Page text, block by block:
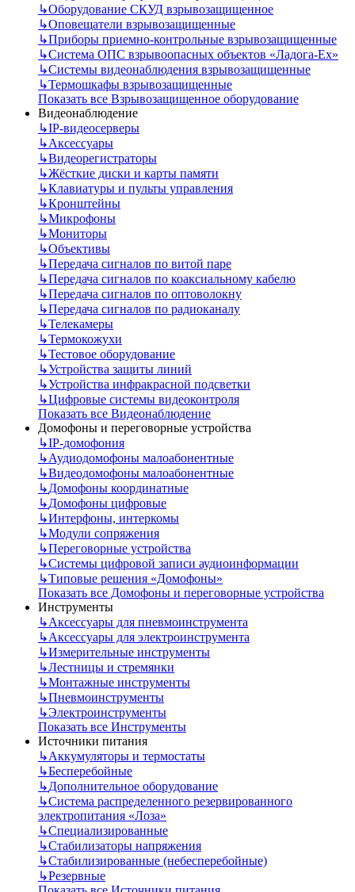
↳Оборудование СКУД взрывозащищенное
↳Оповещатели взрывозащищенные
↳Приборы приемно-контрольные взрывозащищенные
↳Система ОПС взрывоопасных объектов «Ладога-Ex»
↳Системы видеонаблюдения взрывозащищенные
↳Термошкафы взрывозащищенные
Показать все Взрывозащищенное оборудование
Видеонаблюдение
↳IP-видеосерверы
↳Аксессуары
↳Видеорегистраторы
↳Жёсткие диски и карты памяти
↳Клавиатуры и пульты управления
↳Кронштейны
↳Микрофоны
↳Мониторы
↳Объективы
↳Передача сигналов по витой паре
↳Передача сигналов по коаксиальному кабелю
↳Передача сигналов по оптоволокну
↳Передача сигналов по радиоканалу
↳Телекамеры
↳Термокожухи
↳Тестовое оборудование
↳Устройства защиты линий
↳Устройства инфракрасной подсветки
↳Цифровые системы видеоконтроля
Показать все Видеонаблюдение
Домофоны и переговорные устройства
↳IP-домофония
↳Аудиодомофоны малоабонентные
↳Видеодомофоны малоабонентные
↳Домофоны координатные
↳Домофоны цифровые
↳Интерфоны, интеркомы
↳Модули сопряжения
↳Переговорные устройства
↳Системы цифровой записи аудиоинформации
↳Типовые решения «Домофоны»
Показать все Домофоны и переговорные устройства
Инструменты
↳Аксессуары для пневмоинструмента
↳Аксессуары для электроинструмента
↳Измерительные инструменты
↳Лестницы и стремянки
↳Монтажные инструменты
↳Пневмоинструменты
↳Электроинструменты
Показать все Инструменты
Источники питания
↳Аккумуляторы и термостаты
↳Бесперебойные
↳Дополнительное оборудование
↳Система распределенного резервированного
электропитания «Лоза»
↳Специализированные
↳Стабилизаторы напряжения
↳Стабилизированные (небесперебойные)
↳Резервные